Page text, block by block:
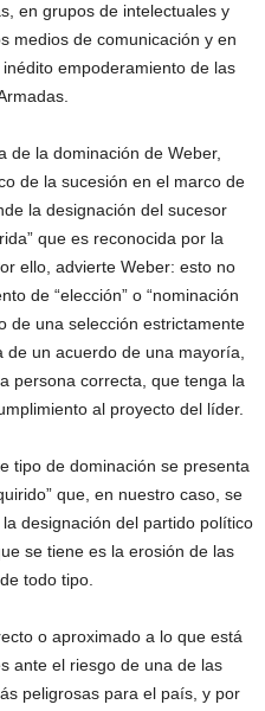
en grupos de intelectuales y
medios de comunicación y en
empoderamiento de las
de la dominación de Weber,
de la sucesión en el marco de
la designación del sucesor
que es reconocida por la
ello, advierte Weber: esto no
de “elección” o “nominación
de una selección estrictamente
un acuerdo de una mayoría,
persona correcta, que tenga la
al proyecto del líder.
tipo de dominación se presenta
que, en nuestro caso, se
designación del partido político
se tiene es la erosión de las
todo tipo.
o aproximado a lo que está
ante el riesgo de una de las
peligrosas para el país, y por